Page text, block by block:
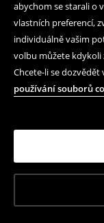
abychom se starali o
vlastních preferencí,
individuálně vašim
volbu můžete kdykoli
Chcete-li se
používání souborů